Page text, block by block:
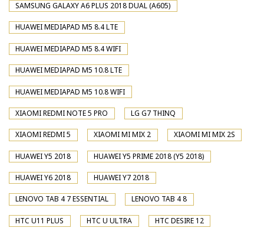
SAMSUNG GALAXY A6 PLUS 2018 DUAL (A605)
HUAWEI MEDIAPAD M5 8.4 LTE
HUAWEI MEDIAPAD M5 8.4 WIFI
HUAWEI MEDIAPAD M5 10.8 LTE
HUAWEI MEDIAPAD M5 10.8 WIFI
XIAOMI REDMI NOTE 5 PRO LG G7 THINQ
XIAOMI REDMI 5 XIAOMI MI MIX 2 XIAOMI MI MIX 2S
HUAWEI Y5 2018 HUAWEI Y5 PRIME 2018 (Y5 2018)
HUAWEI Y6 2018 HUAWEI Y7 2018
LENOVO TAB 4 7 ESSENTIAL LENOVO TAB 4 8
HTC U11 PLUS HTC U ULTRA HTC DESIRE 12